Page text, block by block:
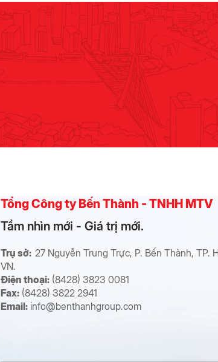
Tổng Công ty Bến Thành - TNHH MTV
Tầm nhìn mới - Giá trị mới.
Trụ sở: 27 Nguyễn Trung Trực, P. Bến Thành, TP.
VN.
Điện thoại: (8428) 3823 0081
Fax: (8428) 3822 2941
Email: info@benthanhgroup.com